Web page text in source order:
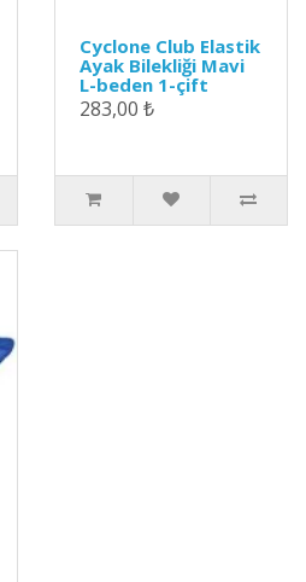
Cyclone Club Elastik
Ayak Bilekliği Mavi
L-beden 1-çift
283,00 ₺